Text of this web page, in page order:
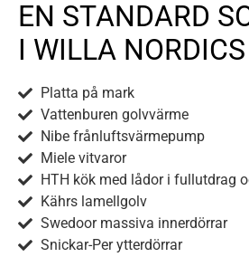
EN STANDARD
I WILLA
Platta på mark
Vattenburen golvvärme
Nibe frånluftsvärmepump
Miele vitvaror
HTH kök med lådor i fullutdrag
Kährs lamellgolv
Swedoor massiva innerdörrar
Snickar-Per ytterdörrar